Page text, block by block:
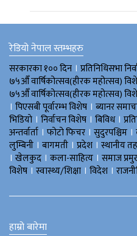
रेडियो नेपाल स्तम्भहरु
सरकारका १०० दिन । प्रतिनिधिसभा
७५औँ वार्षिकोत्सव(हीरक महोत्सव)
७५औँ वार्षिकोत्सव(हीरक महोत्सव)
। पिएसबी पूर्वारम्भ विशेष । ब्यानर
भिडियाे । निर्वाचन विशेष । बिविध।
अन्तर्वार्ता । फोटो फिचर । सुदुरपश्चिम ।
लुम्बिनी । बागमती । प्रदेश । स्थानीय
। खेलकुद । कला-साहित्य । समाज
विशेष । स्वास्थ्य/शिक्षा । विदेश ।
हाम्रो बारेमा